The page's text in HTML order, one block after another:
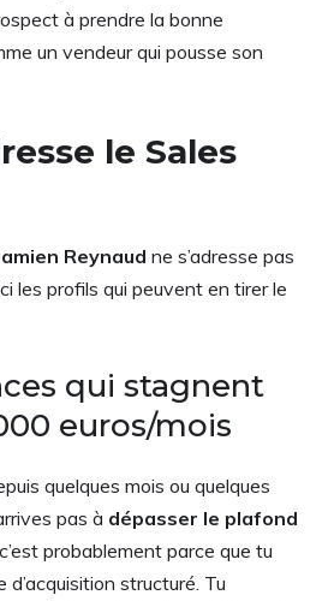
à prendre la bonne
un vendeur qui pousse son
le Sales
Reynaud ne s’adresse pas
les profils qui peuvent en tirer le
qui stagnent
euros/mois
quelques mois ou quelques
pas à dépasser le plafond
, c’est probablement parce que tu
d’acquisition structuré. Tu